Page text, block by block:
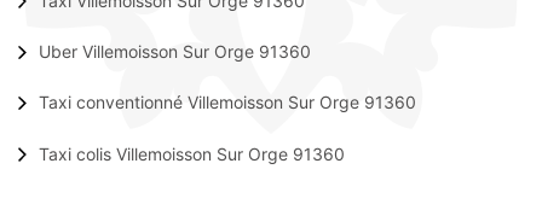
Uber Villemoisson Sur Orge 91360
Taxi conventionné Villemoisson Sur Orge 91360
Taxi colis Villemoisson Sur Orge 91360